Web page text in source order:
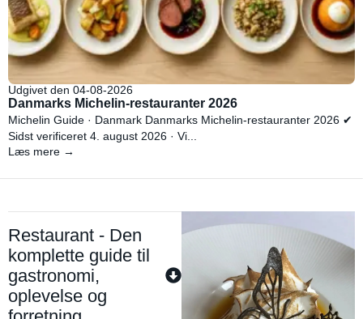
Udgivet den 04-08-2026
Danmarks Michelin-restauranter 2026
Michelin Guide · Danmark Danmarks Michelin-restauranter 2026 ✔
Sidst verificeret 4. august 2026 · Vi...
Læs mere →
Restaurant - Den
komplette guide til
gastronomi,
oplevelse og